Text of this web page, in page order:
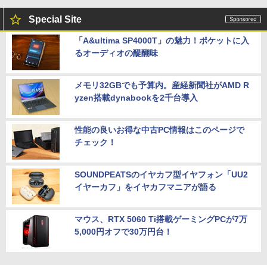
Special Site
「A&ultima SP4000T」の魅力！ポケットに入
るオーディオの醍醐味
メモリ32GBでも予算内。産経新聞社がAMD R
yzen搭載dynabookを2千台導入
性能の良いお得な中古PC情報はこのページで
チェック！
SOUNDPEATSのイヤカフ型イヤフォン「UU2
イヤーカフ」をイヤカフマニアが語る
マウス、RTX 5060 Ti搭載ゲーミングPCが7万
5,000円オフで30万円台！